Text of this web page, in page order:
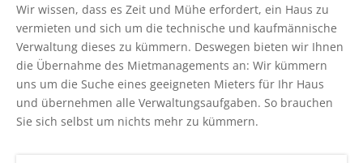
Wir wissen, dass es Zeit und Mühe erfordert, ein Haus zu
vermieten und sich um die technische und kaufmännische
Verwaltung dieses zu kümmern. Deswegen bieten wir Ihnen
die Übernahme des Mietmanagements an: Wir kümmern
uns um die Suche eines geeigneten Mieters für Ihr Haus
und übernehmen alle Verwaltungsaufgaben. So brauchen
Sie sich selbst um nichts mehr zu kümmern.